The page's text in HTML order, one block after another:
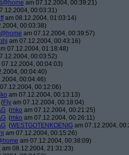
am 07.12.2004, 00:39:21)
00:03:31)
am 08.12.2004, 01:03:14)
00:03:38)
am 07.12.2004, 00:39:57)
phj am 07.12.2004, 00:43:16)
07.12.2004, 01:18:48)
00:03:52)
07.12.2004, 00:04:03)
00:04:40)
00:04:46)
00:12:06)
am 07.12.2004, 00:13:13)
(Fly am 07.12.2004, 00:18:04)
(mko am 07.12.2004, 00:21:25)
(mko am 07.12.2004, 00:26:11)
(WESTGOTENKOENIG am 07.12.2004,
am 07.12.2004, 00:15:26)
am 07.12.2004, 00:38:09)
am 08.12.2004, 21:31:23)